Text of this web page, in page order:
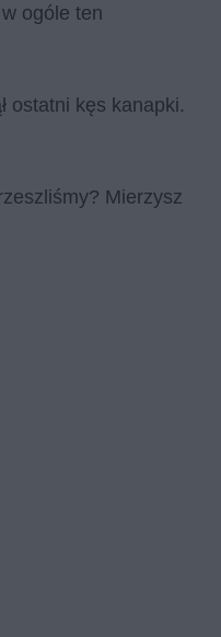
ogóle ten
ostatni kęs kanapki.
Mierzysz